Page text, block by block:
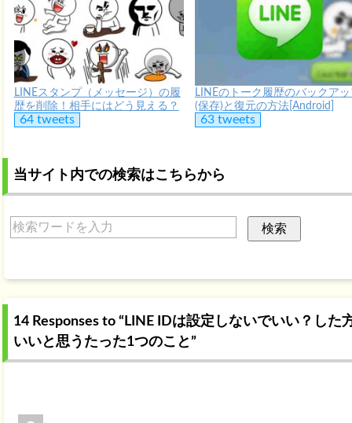
LINEスタンプ（メッセージ）の履
歴を削除！相手にはどう見える？
64 tweets
LINEのトーク履歴のバックア
(保存)と復元の方法[Android]
63 tweets
当サイト内での検索はこちらから
14 Responses to “LINE IDは設定しないでいい？した
いいと思うたった1つのこと”